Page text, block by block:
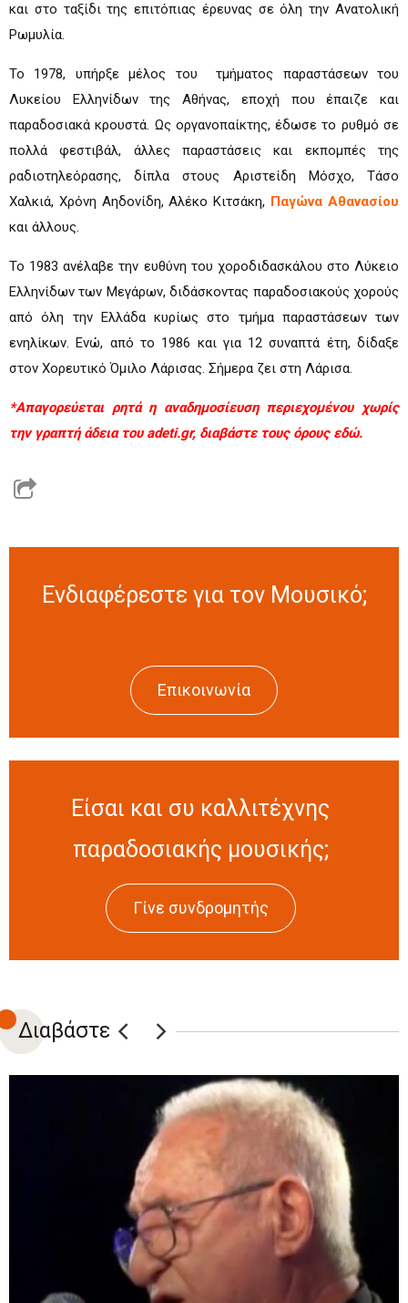
και στο ταξίδι της επιτόπιας έρευνας σε όλη την Ανατολική
Ρωμυλία.
Το 1978, υπήρξε μέλος του τμήματος παραστάσεων του
Λυκείου Ελληνίδων της Αθήνας, εποχή που έπαιζε και
παραδοσιακά κρουστά. Ως οργανοπαίκτης, έδωσε το ρυθμό σε
πολλά φεστιβάλ, άλλες παραστάσεις και εκπομπές της
ραδιοτηλεόρασης, δίπλα στους Αριστείδη Μόσχο, Τάσο
Χαλκιά, Χρόνη Αηδονίδη, Αλέκο Κιτσάκη, Παγώνα Αθανασίου
και άλλους.
Το 1983 ανέλαβε την ευθύνη του χοροδιδασκάλου στο Λύκειο
Ελληνίδων των Μεγάρων, διδάσκοντας παραδοσιακούς χορούς
από όλη την Ελλάδα κυρίως στο τμήμα παραστάσεων των
ενηλίκων. Ενώ, από το 1986 και για 12 συναπτά έτη, δίδαξε
στον Χορευτικό Όμιλο Λάρισας. Σήμερα ζει στη Λάρισα.
*Απαγορεύεται ρητά η αναδημοσίευση περιεχομένου χωρίς
την γραπτή άδεια του adeti.gr, διαβάστε τους όρους εδώ.
Ενδιαφέρεστε για τον Μουσικό;
Επικοινωνία
Είσαι και συ καλλιτέχνης
παραδοσιακής μουσικής;
Γίνε συνδρομητής
Διαβάστε